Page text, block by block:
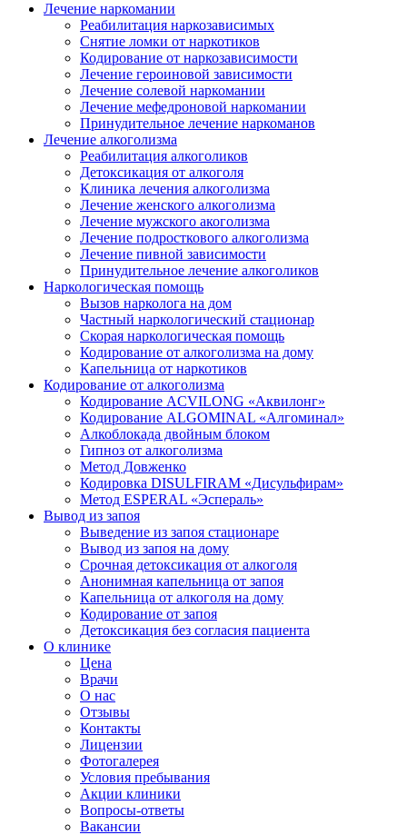
Лечение наркомании
Реабилитация наркозависимых
Снятие ломки от наркотиков
Кодирование от наркозависимости
Лечение героиновой зависимости
Лечение солевой наркомании
Лечение мефедроновой наркомании
Принудительное лечение наркоманов
Лечение алкоголизма
Реабилитация алкоголиков
Детоксикация от алкоголя
Клиника лечения алкоголизма
Лечение женского алкоголизма
Лечение мужского акоголизма
Лечение подросткового алкоголизма
Лечение пивной зависимости
Принудительное лечение алкоголиков
Наркологическая помощь
Вызов нарколога на дом
Частный наркологический стационар
Скорая наркологическая помощь
Кодирование от алкоголизма на дому
Капельница от наркотиков
Кодирование от алкоголизма
Кодирование ACVILONG «Аквилонг»
Кодирование ALGOMINAL «Алгоминал»
Алкоблокада двойным блоком
Гипноз от алкоголизма
Метод Довженко
Кодировка DISULFIRAM «Дисульфирам»
Метод ESPERAL «Эспераль»
Вывод из запоя
Выведение из запоя стационаре
Вывод из запоя на дому
Срочная детоксикация от алкоголя
Анонимная капельница от запоя
Капельница от алкоголя на дому
Кодирование от запоя
Детоксикация без согласия пациента
О клинике
Цена
Врачи
О нас
Отзывы
Контакты
Лицензии
Фотогалерея
Условия пребывания
Акции клиники
Вопросы-ответы
Вакансии